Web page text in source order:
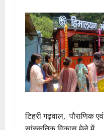
टिहरी गढ़वाल, पौराणिक एवं